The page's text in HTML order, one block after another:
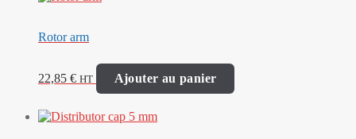
Rotor arm
22,85 € HT Ajouter au panier